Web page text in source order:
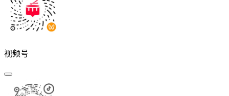
视频号